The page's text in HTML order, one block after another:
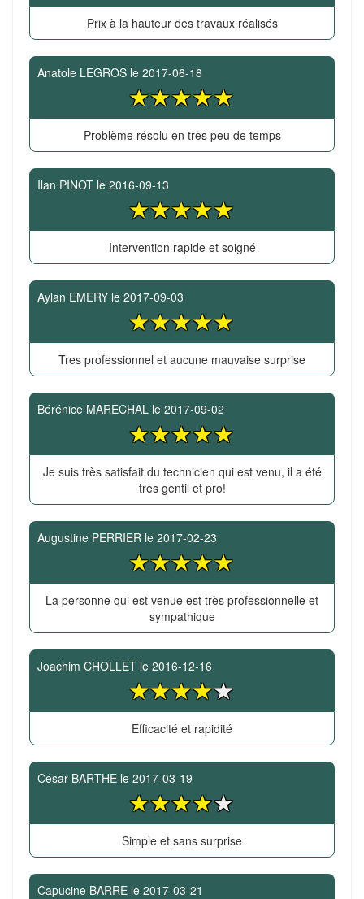
Prix à la hauteur des travaux réalisés
Anatole LEGROS le 2017-06-18
Problème résolu en très peu de temps
Ilan PINOT le 2016-09-13
Intervention rapide et soigné
Aylan EMERY le 2017-09-03
Tres professionnel et aucune mauvaise surprise
Bérénice MARECHAL le 2017-09-02
Je suis très satisfait du technicien qui est venu, il a été
très gentil et pro!
Augustine PERRIER le 2017-02-23
La personne qui est venue est très professionnelle et
sympathique
Joachim CHOLLET le 2016-12-16
Efficacité et rapidité
César BARTHE le 2017-03-19
Simple et sans surprise
Capucine BARRE le 2017-03-21